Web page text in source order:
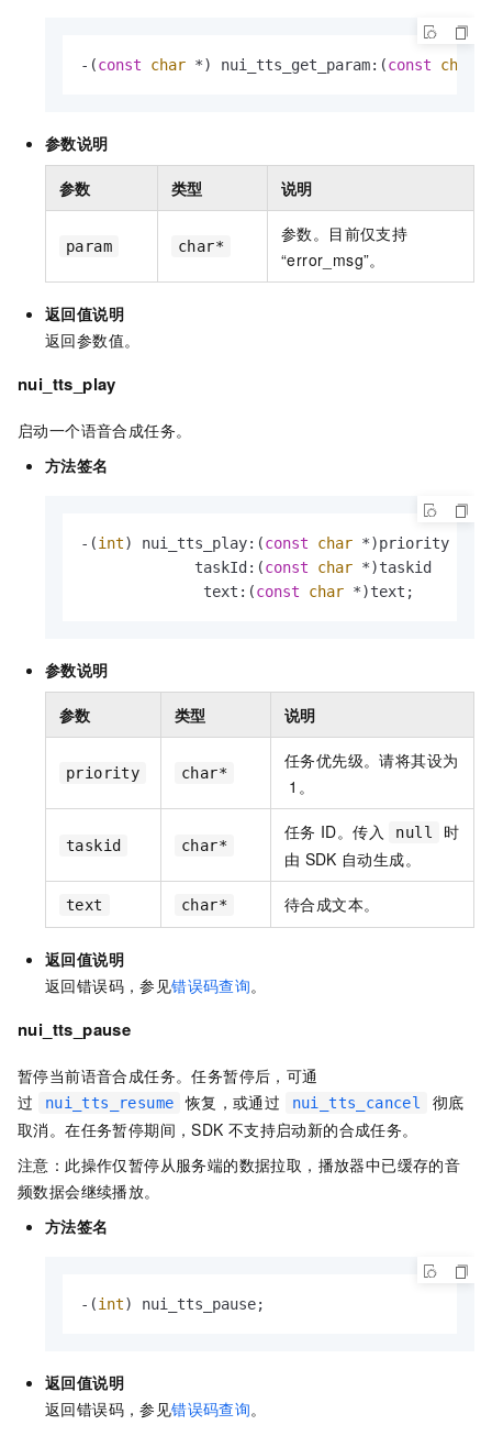
-(const char *) nui_tts_get_param:(const char
参数说明
参数 类型 说明
param char*
参数。目前仅支持
“error_msg”。
返回值说明
返回参数值。
nui_tts_play
启动一个语音合成任务。
方法签名
-(int) nui_tts_play:(const char *)priority
             taskId:(
const char *)taskid
              text:(
const char *)text;
参数说明
参数 类型 说明
priority char*
任务优先级。请将其设为
1。
taskid char*
任务 ID。传入 null
时
由 SDK 自动生成。
text char* 待合成文本。
返回值说明
返回错误码，参见错误码查询。
nui_tts_pause
暂停当前语音合成任务。任务暂停后，可通
过
nui_tts_resume 恢复，或通过 nui_tts_cancel
彻底
取消。在任务暂停期间，SDK 不支持启动新的合成任务。
注意：此操作仅暂停从服务端的数据拉取，播放器中已缓存的音
频数据会继续播放。
方法签名
-(int) nui_tts_pause;
返回值说明
返回错误码，参见错误码查询。